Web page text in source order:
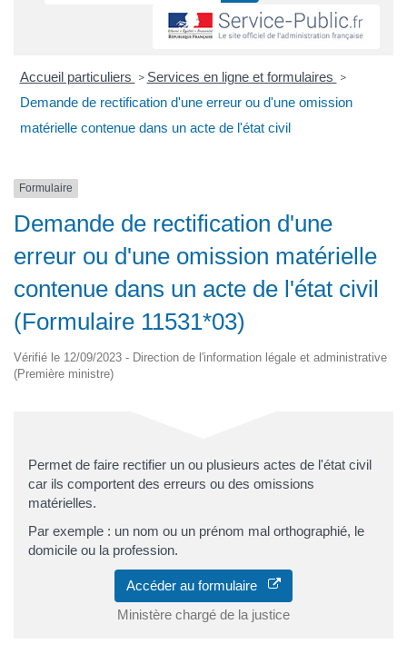
Accueil particuliers > Services en ligne et formulaires >
Demande de rectification d'une erreur ou d'une omission
matérielle contenue dans un acte de l'état civil
Formulaire
Demande de rectification d'une
erreur ou d'une omission matérielle
contenue dans un acte de l'état civil
(Formulaire 11531*03)
Vérifié le 12/09/2023 - Direction de l'information légale et administrative
(Première ministre)
Permet de faire rectifier un ou plusieurs actes de l'état civil
car ils comportent des erreurs ou des omissions
matérielles.
Par exemple : un nom ou un prénom mal orthographié, le
domicile ou la profession.
Accéder au formulaire
Ministère chargé de la justice